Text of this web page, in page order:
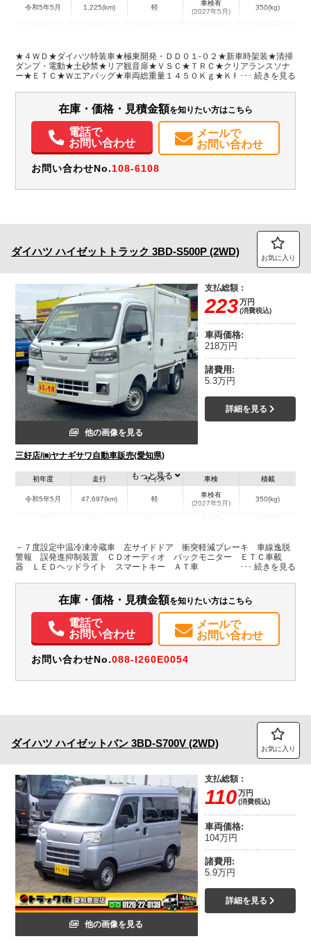
令和5年5月 1,225(km) 軽
車検有
(2027年5月)
350(kg)
愛知県
W:1,380
H:540
W:1,470
H:1,780
無
パワステ ABS エアバッグ ETC
記録簿（一部含む）
取扱説明書（一部含む）
メンテナンスノート（保証書）
★４ＷＤ★ダイハツ特装車★極東開発・ＤＤ０１-０２★新車時架装★清掃
ダンプ・電動★土砂禁★リア観音扉★ＶＳＣ★ＴＲＣ★クリアランスソナ
ー★ＥＴＣ★Ｗエアバッグ★車両総重量１４５０Ｋｇ★ＫＦエンジン・４
書・記録簿・取説・ダンプ取説★フロアマット＆バイザー※スマートアシ
スト非装着車在庫・価格・見積金額を知りたい方はこちら
電話で
お問い合わせ
メールで
お問い合わせ
お問い合わせNo.108-6108
ダイハツ ハイゼットトラック 3BD-S500P (2WD) お気に入り
他の画像を見る
三好店/㈱ヤナギサワ自動車販売(愛知県)
支払総額：
223万円
(消費税込)
車両価格:
218万円
諸費用:
5.3万円
詳細を見る
初年度
令和5年5月
走行
47,697(km)
サイズ
軽
車検
車検有
(2027年5月)
積載
350(kg)
愛知県
W:1,330
H:1,190
W:1,470
H:1,990
無
パワステ パワーウィンドウ ABS エアバッグ
集中ドアロック
電動格納ミラー
ETC バックモニター
取扱説明書（一部含む）
メンテナンスノート（保証書）
もっと見る
－７度設定中温冷凍冷蔵車 左サイドドア 衝突軽減ブレーキ 車線逸脱
警報 誤発進抑制装置 ＣＤオーディオ バックモニター ＥＴＣ車載
器 ＬＥＤヘッドライト スマートキー ＡＴ車
在庫・価格・見積金額を知りたい方はこちら
電話で
お問い合わせ
メールで
お問い合わせ
お問い合わせNo.088-I260E0054
ダイハツ ハイゼットバン 3BD-S700V (2WD) お気に入り
他の画像を見る
支払総額：
110万円
(消費税込)
車両価格:
104万円
諸費用:
5.9万円
詳細を見る